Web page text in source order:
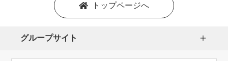
トップページへ
グループサイト